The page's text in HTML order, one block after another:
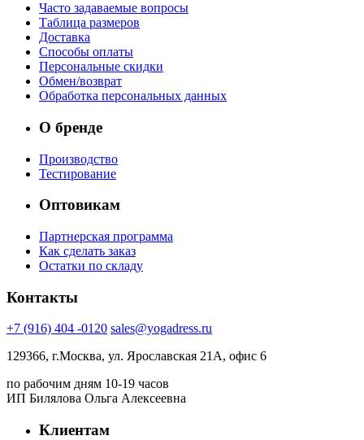
Часто задаваемые вопросы
Таблица размеров
Доставка
Способы оплаты
Персональные скидки
Обмен/возврат
Обработка персональных данных
О бренде
Производство
Тестирование
Оптовикам
Партнерская программа
Как сделать заказ
Остатки по складу
Контакты
+7 (916) 404 -0120 sales@yogadress.ru
129366, г.Москва, ул. Ярославская 21А, офис 6
по рабочим дням 10-19 часов
ИП Билялова Ольга Алексеевна
Клиентам